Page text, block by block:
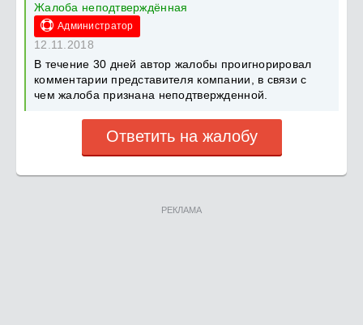
Жалоба неподтверждённая
Администратор
12.11.2018
В течение 30 дней автор жалобы проигнорировал
комментарии представителя компании, в связи с
чем жалоба признана неподтвержденной.
Ответить на жалобу
РЕКЛАМА